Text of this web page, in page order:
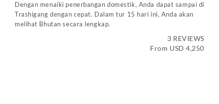
Dengan menaiki penerbangan domestik, Anda dapat sampai di
Trashigang dengan cepat. Dalam tur 15 hari ini, Anda akan
melihat Bhutan secara lengkap.
3 REVIEWS
From USD 4,250